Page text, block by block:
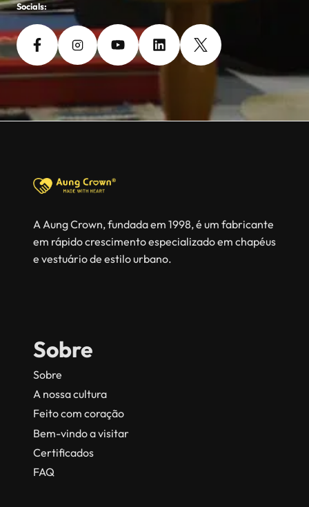
Socials:
A Aung Crown, fundada em 1998, é um fabricante
em rápido crescimento especializado em chapéus
e vestuário de estilo urbano.
Sobre
Sobre
A nossa cultura
Feito com coração
Bem-vindo a visitar
Certificados
FAQ